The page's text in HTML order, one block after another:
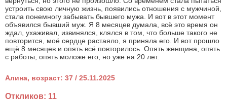
устроить свою личную жизнь, появились отношения с мужчиной,
стала понемногу забывать бывшего мужа. И вот в этот момент
объявился бывший муж. Я 8 месяцев думала, всё это время он
ждал, ухаживал, извинялся, клялся в том, что больше такого не
повторится, моё сердце растаяло, я приняла его. И вот прошло
ещё 8 месяцев и опять всё повторилось. Опять женщина, опять
с работы, опять моложе его, но уже на 20 лет.
Алина, возраст: 37 / 25.11.2025
Откликов: 11